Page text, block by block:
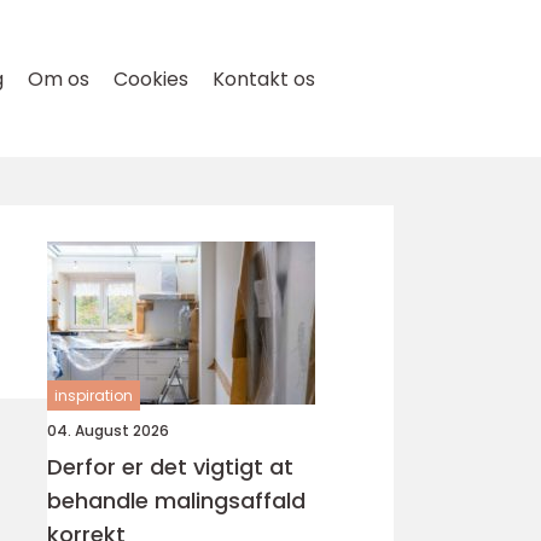
Om os Cookies Kontakt os
inspiration
04. August 2026
Derfor er det vigtigt at
behandle malingsaffald
korrekt